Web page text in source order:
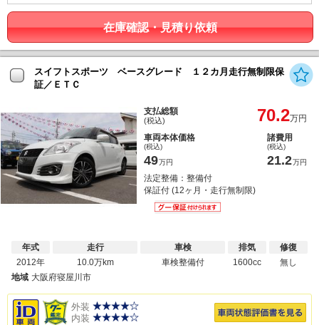
在庫確認・見積り依頼
スイフトスポーツ ベースグレード １２カ月走行無制限保
証／ＥＴＣ
支払総額
(税込) 70.2万円
車両本体価格
(税込)
49万円
諸費用
(税込)
21.2万円
法定整備：整備付
保証付 (12ヶ月・走行無制限)
年式
2012年
走行
10.0万km
車検
車検整備付
排気
1600cc
修復
無し
地域 大阪府寝屋川市
外装
内装